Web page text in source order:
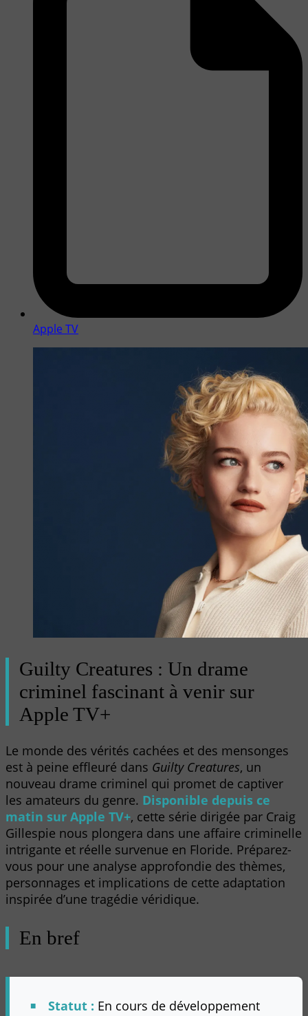
Apple TV
Guilty Creatures : Un drame
criminel fascinant à venir sur
Apple TV+
Le monde des vérités cachées et des mensonges
est à peine effleuré dans Guilty Creatures, un
nouveau drame criminel qui promet de captiver
les amateurs du genre. Disponible depuis ce
matin sur Apple TV+, cette série dirigée par Craig
Gillespie nous plongera dans une affaire criminelle
intrigante et réelle survenue en Floride. Préparez-
vous pour une analyse approfondie des thèmes,
personnages et implications de cette adaptation
inspirée d’une tragédie véridique.
En bref
Statut : En cours de développement